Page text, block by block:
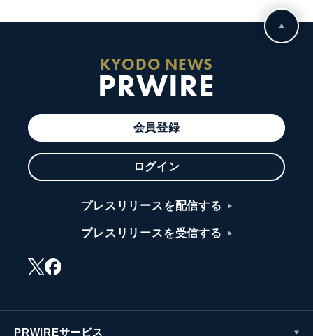
KYODO NEWS
PRWIRE
会員登録
ログイン
プレスリリースを配信する
プレスリリースを受信する
PRWIREサービス